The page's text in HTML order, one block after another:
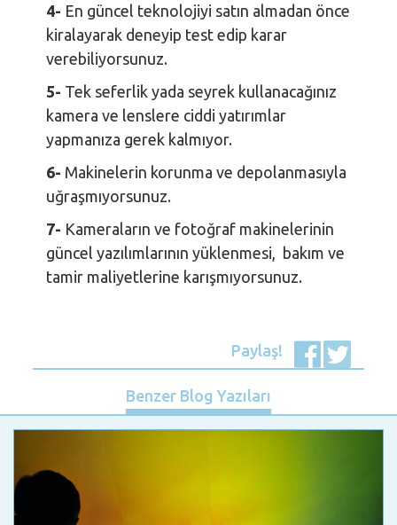
4- En güncel teknolojiyi satın almadan önce
kiralayarak deneyip test edip karar
verebiliyorsunuz.
5- Tek seferlik yada seyrek kullanacağınız
kamera ve lenslere ciddi yatırımlar
yapmanıza gerek kalmıyor.
6- Makinelerin korunma ve depolanmasıyla
uğraşmıyorsunuz.
7- Kameraların ve fotoğraf makinelerinin
güncel yazılımlarının yüklenmesi, bakım ve
tamir maliyetlerine karışmıyorsunuz.
Paylaş!
Benzer Blog Yazıları